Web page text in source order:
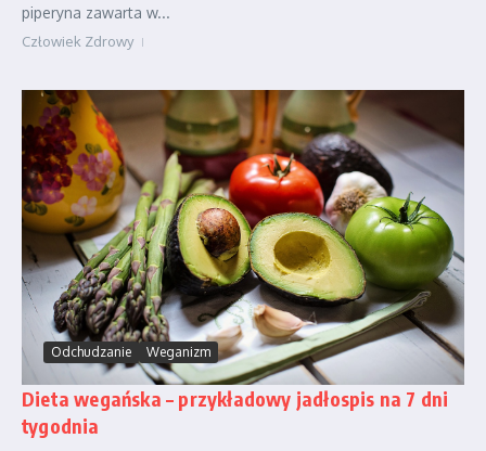
piperyna zawarta w...
Człowiek Zdrowy
Odchudzanie Weganizm
Dieta wegańska – przykładowy jadłospis na 7 dni
tygodnia